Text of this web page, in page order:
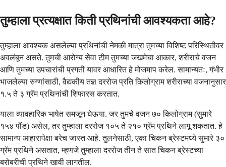
तुम्हाला प्रत्यक्षात किती प्रथिनांची आवश्यकता आहे?
तुम्हाला आवश्यक असलेल्या प्रथिनांची नेमकी मात्रा तुमच्या विशिष्ट परिस्थितीवर
अवलंबून असते. तुमची आरोग्य सेवा टीम तुमच्या जखमेचा आकार, शरीराचे वजन
आणि तुमच्या उपचारांची प्रगती यावर आधारित हे मोजमाप करेल. सामान्यतः, गंभीर
भाजलेल्या रुग्णांसाठी, वैद्यकीय तज्ञ दररोज प्रति किलोग्राम शरीराच्या वजनानुसार
१.५ ते ३ ग्रॅम प्रथिनांची शिफारस करतात.
याला व्यावहारिक भाषेत समजून घेऊया. जर तुमचे वजन ७० किलोग्राम (सुमारे
१५४ पौंड) असेल, तर तुम्हाला दररोज १०५ ते २१० ग्रॅम प्रथिने लागू शकतात. हे
सामान्य आहारापेक्षा बरेच जास्त आहे. तुलनेसाठी, एका चिकन ब्रेस्टमध्ये सुमारे ३०
ग्रॅम प्रथिने असतात, म्हणजे तुम्हाला दररोज तीन ते सात चिकन ब्रेस्टच्या
बरोबरीची प्रथिने खावी लागतील.